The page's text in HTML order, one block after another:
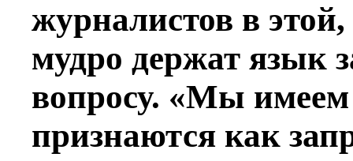
журналистов в
мудро держат язык
вопросу. «Мы
признаются как